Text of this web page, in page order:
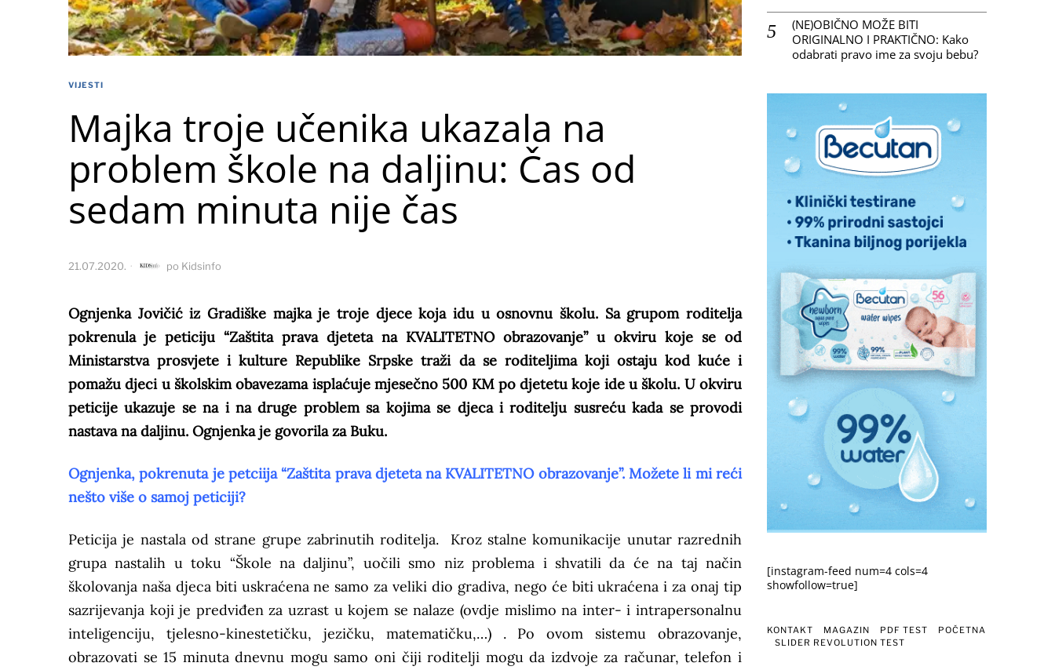
VIJESTI
Majka troje učenika ukazala na
problem škole na daljinu: Čas od
sedam minuta nije čas
21.07.2020. po Kidsinfo
Ognjenka Jovičić iz Gradiške majka je troje djece koja idu u osnovnu školu. Sa grupom roditelja
pokrenula je peticiju “Zaštita prava djeteta na KVALITETNO obrazovanje” u okviru koje se od
Ministarstva prosvjete i kulture Republike Srpske traži da se roditeljima koji ostaju kod kuće i
pomažu djeci u školskim obavezama isplaćuje mjesečno 500 KM po djetetu koje ide u školu. U okviru
peticije ukazuje se na i na druge problem sa kojima se djeca i roditelju susreću kada se provodi
nastava na daljinu. Ognjenka je govorila za Buku.
Ognjenka, pokrenuta je petciija “Zaštita prava djeteta na KVALITETNO obrazovanje”. Možete li mi reći
nešto više o samoj peticiji?
Peticija je nastala od strane grupe zabrinutih roditelja. Kroz stalne komunikacije unutar razrednih
grupa nastalih u toku “Škole na daljinu”, uočili smo niz problema i shvatili da će na taj način
školovanja naša djeca biti uskraćena ne samo za veliki dio gradiva, nego će biti ukraćena i za onaj tip
sazrijevanja koji je predviđen za uzrast u kojem se nalaze (ovdje mislimo na inter- i intrapersonalnu
inteligenciju, tjelesno-kinestetičku, jezičku, matematičku,…) . Po ovom sistemu obrazovanje,
obrazovati se 15 minuta dnevnu mogu samo oni čiji roditelji mogu da izdvoje za računar, telefon i
(NE)OBIČNO MOŽE BITI
ORIGINALNO I PRAKTIČNO: Kako
odabrati pravo ime za svoju bebu?
[instagram-feed num=4 cols=4
showfollow=true]
KONTAKT MAGAZIN PDF TEST
POČETNA
SLIDER REVOLUTION TEST